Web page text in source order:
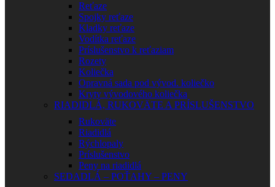
Reťaze
Spojky reťaze
Kladky reťaze
Vodítka reťaze
Príslušenstvo k reťaziam
Rozety
Koliečka
Opravná sada pod vývod. koliečko
Kryty vývodového koliečka
RIADIDLÁ, RUKOVÄTE A PRÍSLUŠENSTVO
Rukoväte
Riadidlá
Rýchlopaly
Príslušenstvo
Peny na riadidlá
SEDADLÁ – POŤAHY – PENY